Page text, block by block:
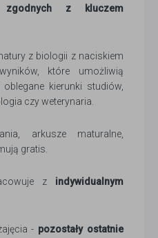
zgodnych z kluczem
z biologii z naciskiem
które umożliwią
kierunki studiów,
czy weterynaria.
arkusze maturalne,
gratis.
z indywidualnym
- pozostały ostatnie